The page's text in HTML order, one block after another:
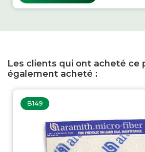
Les clients qui ont acheté ce
également acheté :
B149